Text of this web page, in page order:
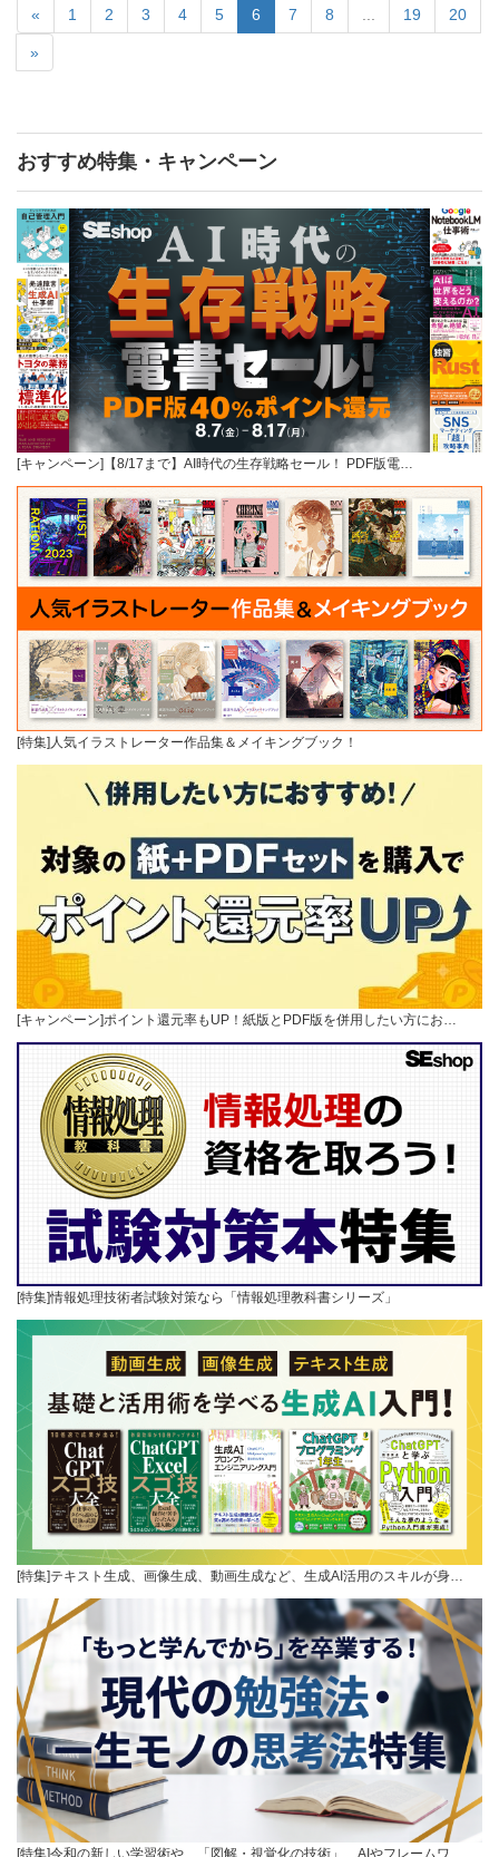
« 1 2 3 4 5 6 7 8 19 20
»
おすすめ特集・キャンペーン
[キャンペーン]【8/17まで】AI時代の生存戦略セール！ PDF版電…
[特集]人気イラストレーター作品集＆メイキングブック！
[キャンペーン]ポイント還元率もUP！紙版とPDF版を併用したい方にお…
[特集]情報処理技術者試験対策なら「情報処理教科書シリーズ」
[特集]テキスト生成、画像生成、動画生成など、生成AI活用のスキルが身…